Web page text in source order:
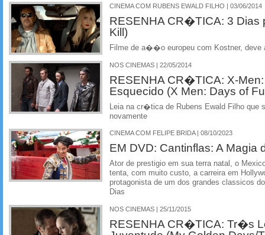
CINEMA COM RUBENS EWALD FILHO | 03/06/2014
RESENHA CR�TICA: 3 Dias
Kill)
Filme de a��o europeu com Kostner, deve
NOS CINEMAS | 22/05/2014
RESENHA CR�TICA: X-
Esquecido (X Men: Days of
Leia na cr�tica de Rubens Ewald Filho
novamente
CINEMA COM FELIPE BRIDA | 08/10/2023
EM DVD: Cantinflas: A Magia
Ator de prestigio em sua terra natal, o
tenta, com muito custo, a carreira em
protagonista de um dos grandes classicos
Dias
NOS CINEMAS | 25/11/2015
RESENHA CR�TICA: Tr�s